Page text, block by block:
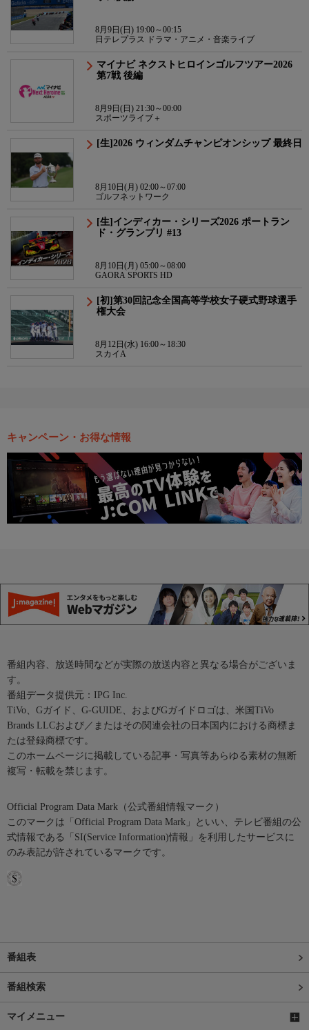
8月9日(日) 19:00～00:15
日テレプラス ドラマ・アニメ・音楽ライブ
マイナビ ネクストヒロインゴルフツアー2026
第7戦 後編
8月9日(日) 21:30～00:00
スポーツライブ＋
[生]2026 ウィンダムチャンピオンシップ 最終日
8月10日(月) 02:00～07:00
ゴルフネットワーク
[生]インディカー・シリーズ2026 ポートラン
ド・グランプリ #13
8月10日(月) 05:00～08:00
GAORA SPORTS HD
[初]第30回記念全国高等学校女子硬式野球選手
権大会
8月12日(水) 16:00～18:30
スカイA
キャンペーン・お得な情報
番組内容、放送時間などが実際の放送内容と異なる場合がございま
す。
番組データ提供元：IPG Inc.
TiVo、Gガイド、G-GUIDE、およびGガイドロゴは、米国TiVo
Brands LLCおよび／またはその関連会社の日本国内における商標ま
たは登録商標です。
このホームページに掲載している記事・写真等あらゆる素材の無断
複写・転載を禁じます。
Official Program Data Mark（公式番組情報マーク）
このマークは「Official Program Data Mark」といい、テレビ番組の公
式情報である「SI(Service Information)情報」を利用したサービスに
のみ表記が許されているマークです。
番組表
番組検索
マイメニュー